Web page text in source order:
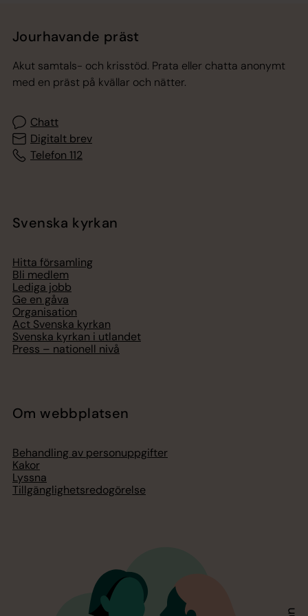
Jourhavande präst
Akut samtals- och krisstöd. Prata eller chatta anonymt
med en präst på kvällar och nätter.
Chatt
Digitalt brev
Telefon 112
Svenska kyrkan
Hitta församling
Bli medlem
Lediga jobb
Ge en gåva
Organisation
Act Svenska kyrkan
Svenska kyrkan i utlandet
Press – nationell nivå
Om webbplatsen
Behandling av personuppgifter
Kakor
Lyssna
Tillgänglighetsredogörelse